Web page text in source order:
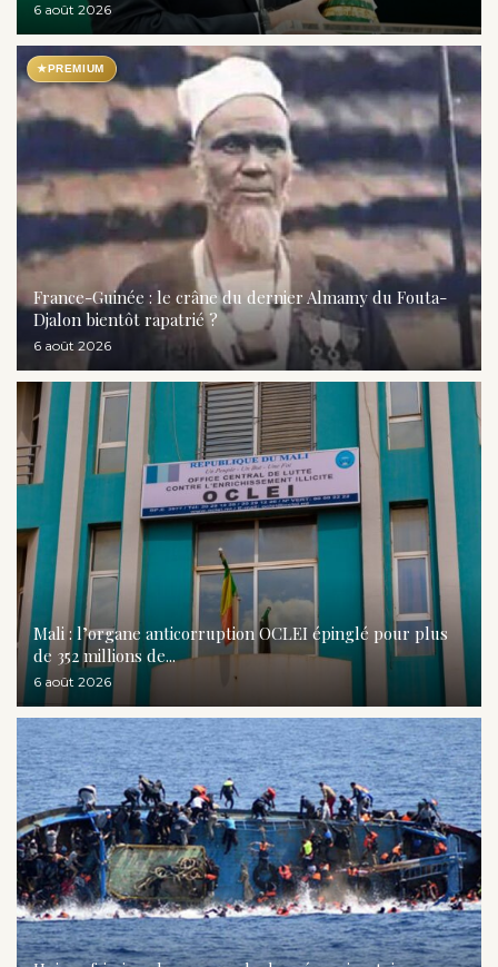
6 août 2026
★PREMIUM
France-Guinée : le crâne du dernier Almamy du Fouta-
Djalon bientôt rapatrié ?
6 août 2026
Mali : l’organe anticorruption OCLEI épinglé pour plus
de 352 millions de...
6 août 2026